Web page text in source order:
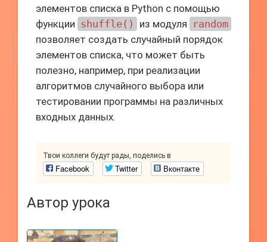
элементов списка в Python с помощью
функции shuffle() из модуля
random
позволяет создать случайный порядок
элементов списка, что может быть
полезно, например, при реализации
алгоритмов случайного выбора или
тестировании программы на различных
входных данных.
Твои коллеги будут рады, поделись в
Facebook Twitter Вконтакте
Автор урока